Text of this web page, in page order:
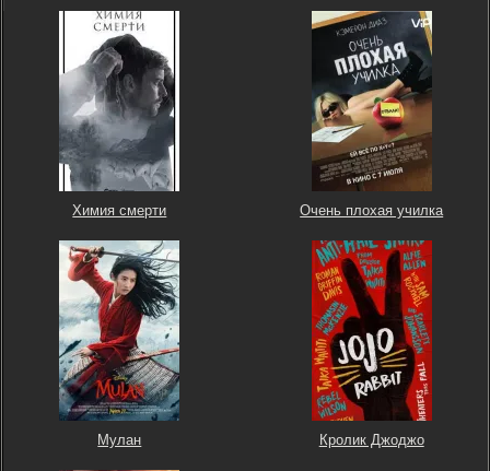
Химия смерти Очень плохая училка
Мулан Кролик Джоджо